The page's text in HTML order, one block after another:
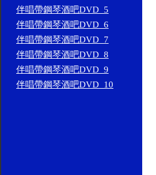
伴唱帶鋼琴酒吧DVD_5
伴唱帶鋼琴酒吧DVD_6
伴唱帶鋼琴酒吧DVD_7
伴唱帶鋼琴酒吧DVD_8
伴唱帶鋼琴酒吧DVD_9
伴唱帶鋼琴酒吧DVD_10